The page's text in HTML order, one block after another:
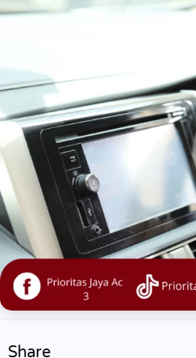
Share